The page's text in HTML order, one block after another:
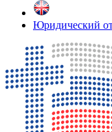
Юридический